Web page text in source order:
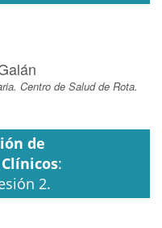
Centro de Salud de Rota.
de
:
2.